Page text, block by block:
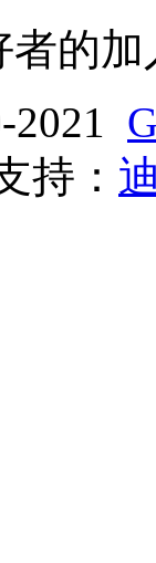
的加
持：